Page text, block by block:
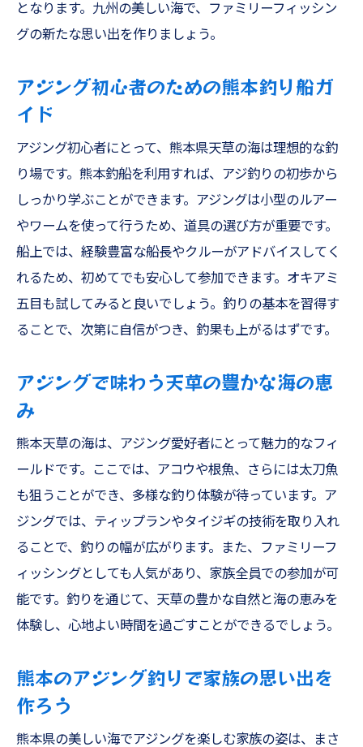
となります。九州の美しい海で、ファミリーフィッシン
グの新たな思い出を作りましょう。
アジング初心者のための熊本釣り船ガ
イド
アジング初心者にとって、熊本県天草の海は理想的な釣
り場です。熊本釣船を利用すれば、アジ釣りの初歩から
しっかり学ぶことができます。アジングは小型のルアー
やワームを使って行うため、道具の選び方が重要です。
船上では、経験豊富な船長やクルーがアドバイスしてく
れるため、初めてでも安心して参加できます。オキアミ
五目も試してみると良いでしょう。釣りの基本を習得す
ることで、次第に自信がつき、釣果も上がるはずです。
アジングで味わう天草の豊かな海の恵
み
熊本天草の海は、アジング愛好者にとって魅力的なフィ
ールドです。ここでは、アコウや根魚、さらには太刀魚
も狙うことができ、多様な釣り体験が待っています。ア
ジングでは、ティップランやタイジギの技術を取り入れ
ることで、釣りの幅が広がります。また、ファミリーフ
ィッシングとしても人気があり、家族全員での参加が可
能です。釣りを通じて、天草の豊かな自然と海の恵みを
体験し、心地よい時間を過ごすことができるでしょう。
熊本のアジング釣りで家族の思い出を
作ろう
熊本県の美しい海でアジングを楽しむ家族の姿は、まさ